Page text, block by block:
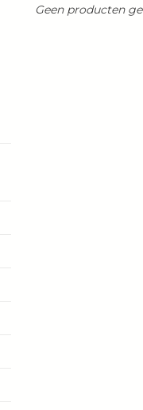
Geen producten